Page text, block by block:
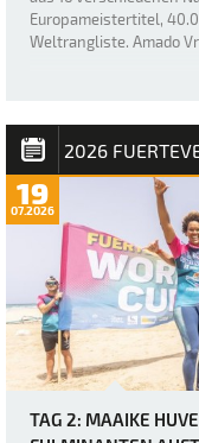
Europameistertitel,
Weltrangliste. Amado
2026
19
07.2026
TAG 2: MAAIKE